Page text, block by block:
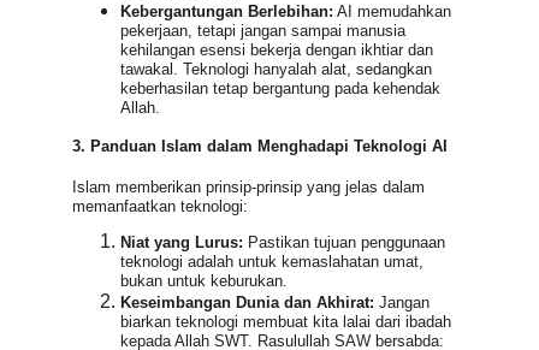
Kebergantungan Berlebihan: AI memudahkan
pekerjaan, tetapi jangan sampai manusia
kehilangan esensi bekerja dengan ikhtiar dan
tawakal. Teknologi hanyalah alat, sedangkan
keberhasilan tetap bergantung pada kehendak
Allah.
3. Panduan Islam dalam Menghadapi Teknologi AI
Islam memberikan prinsip-prinsip yang jelas dalam
memanfaatkan teknologi:
Niat yang Lurus: Pastikan tujuan penggunaan
teknologi adalah untuk kemaslahatan umat,
bukan untuk keburukan.
Keseimbangan Dunia dan Akhirat: Jangan
biarkan teknologi membuat kita lalai dari ibadah
kepada Allah SWT. Rasulullah SAW bersabda: